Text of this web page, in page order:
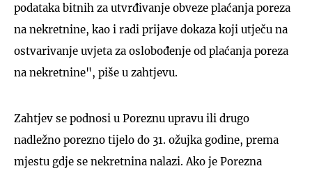
podataka bitnih za utvrđivanje obveze plaćanja poreza
na nekretnine, kao i radi prijave dokaza koji utječu na
ostvarivanje uvjeta za oslobođenje od plaćanja poreza
na nekretnine", piše u zahtjevu.
Zahtjev se podnosi u Poreznu upravu ili drugo
nadležno porezno tijelo do 31. ožujka godine, prema
mjestu gdje se nekretnina nalazi. Ako je Porezna